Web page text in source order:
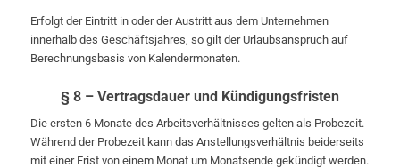
Erfolgt der Eintritt in oder der Austritt aus dem Unternehmen
innerhalb des Geschäftsjahres, so gilt der Urlaubsanspruch auf
Berechnungsbasis von Kalendermonaten.
§ 8 – Vertragsdauer und Kündigungsfristen
Die ersten 6 Monate des Arbeitsverhältnisses gelten als Probezeit.
Während der Probezeit kann das Anstellungsverhältnis beiderseits
mit einer Frist von einem Monat um Monatsende gekündigt werden.